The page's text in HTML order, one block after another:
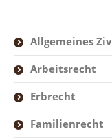
Allgemeines
Arbeitsrecht
Erbrecht
Familienrecht